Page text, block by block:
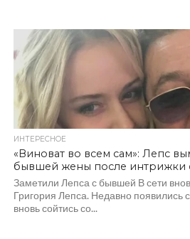
ИНТЕРЕСНОЕ
«Виноват во всем сам»: Лепс
бывшей жены после интрижки
Заметили Лепса с бывшей В сети
Григория Лепса. Недавно появились
вновь сойтись со...